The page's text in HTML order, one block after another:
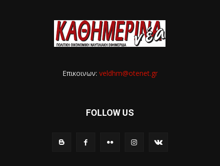
Επικοινων: veldhm@otenet.gr
FOLLOW US